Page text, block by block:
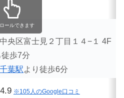
央区富士見２丁目１４−１ 4F
歩7分
葉駅より徒歩6分
4.9 ※105人のGoogle口コミ
ールできます